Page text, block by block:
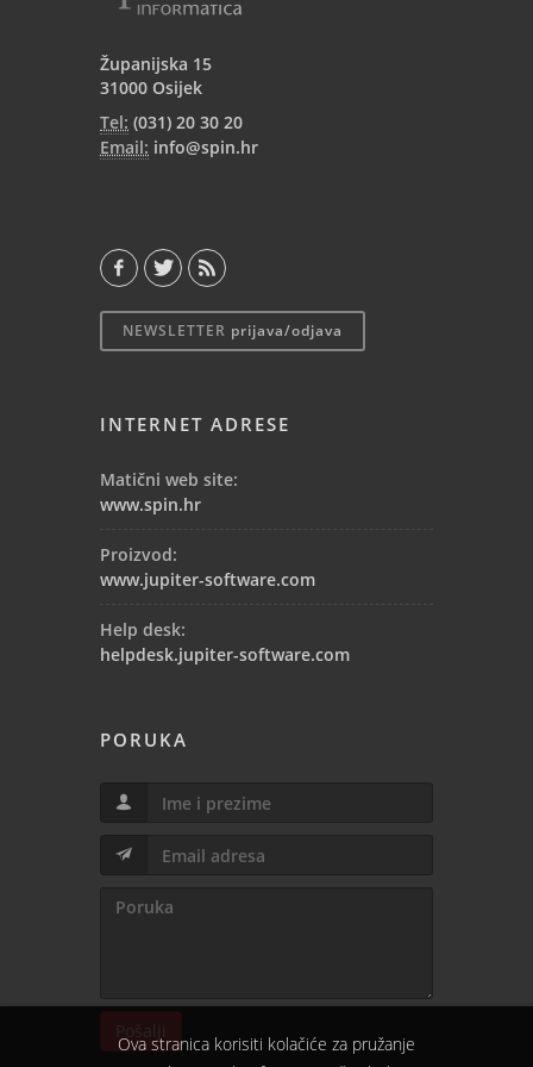
Županijska 15
31000 Osijek
Tel: (031) 20 30 20
Email: info@spin.hr
NEWSLETTER prijava/odjava
INTERNET ADRESE
Matični web site:
www.spin.hr
Proizvod:
www.jupiter-software.com
Help desk:
helpdesk.jupiter-software.com
PORUKA
Pošalji
Ova stranica korisiti kolačiće za pružanje